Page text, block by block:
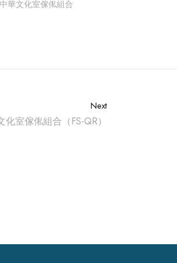
中華文化室傢俬組合
Next
化室傢俬組合（FS-QR）